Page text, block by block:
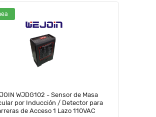
WJDG102 - Sensor de Masa
por Inducción / Detector para
de Acceso 1 Lazo 110VAC